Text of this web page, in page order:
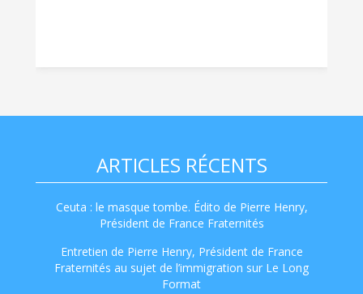
ARTICLES RÉCENTS
Ceuta : le masque tombe. Édito de Pierre Henry,
Président de France Fraternités
Entretien de Pierre Henry, Président de France
Fraternités au sujet de l’immigration sur Le Long
Format